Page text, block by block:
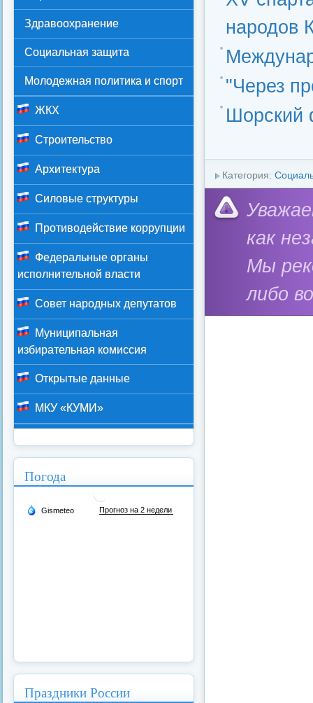
народов
"Через
Шорский
Категория:
как
Мы
либо
Здравоохранение
Социальная защита
Молодежная политика и спорт
ЖКХ
Строительство
Архитектура
Силовые структуры
Противодействие коррупции
Федеральные органы
исполнительной власти
Совет народных депутатов
Муниципальная
избирательная комиссия
Открытые данные
МКУ «КУМИ»
Погода
Праздники России